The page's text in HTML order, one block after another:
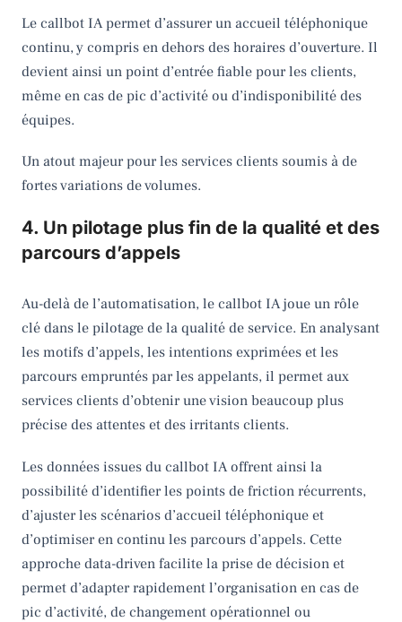
Le callbot IA permet d’assurer un accueil téléphonique
continu, y compris en dehors des horaires d’ouverture. Il
devient ainsi un point d’entrée fiable pour les clients,
même en cas de pic d’activité ou d’indisponibilité des
équipes.
Un atout majeur pour les services clients soumis à de
fortes variations de volumes.
4. Un pilotage plus fin de la qualité et des
parcours d’appels
Au-delà de l’automatisation, le callbot IA joue un rôle
clé dans le pilotage de la qualité de service. En analysant
les motifs d’appels, les intentions exprimées et les
parcours empruntés par les appelants, il permet aux
services clients d’obtenir une vision beaucoup plus
précise des attentes et des irritants clients.
Les données issues du callbot IA offrent ainsi la
possibilité d’identifier les points de friction récurrents,
d’ajuster les scénarios d’accueil téléphonique et
d’optimiser en continu les parcours d’appels. Cette
approche data-driven facilite la prise de décision et
permet d’adapter rapidement l’organisation en cas de
pic d’activité, de changement opérationnel ou